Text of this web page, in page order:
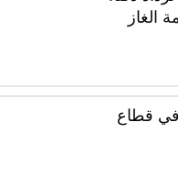
الغاز
في قطاع